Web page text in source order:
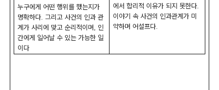
누구에게 어떤 행위를 했는지가
명확하다. 그리고 사건의 인과 관
계가 사리에 맞고 순리적이며
인
간에게 일어날 수 있는 가능한 일
이다
에서 합리적 이유가 되지 못한다.
이야기 속 사건의 인과관계가 미
약하며 어설프다.